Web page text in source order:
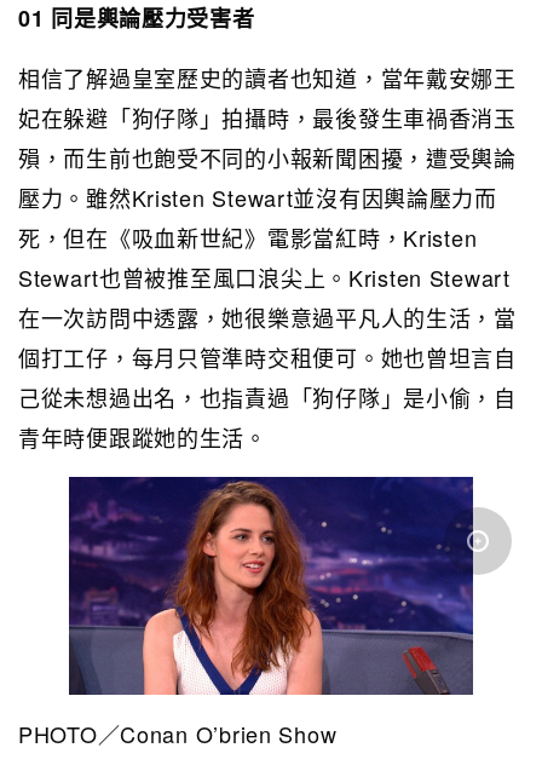
01 同是輿論壓力受害者
相信了解過皇室歷史的讀者也知道，當年戴安娜王
妃在躲避「狗仔隊」拍攝時，最後發生車禍香消玉
殞，而生前也飽受不同的小報新聞困擾，遭受輿論
壓力。雖然Kristen Stewart並沒有因輿論壓力而
死，但在《吸血新世紀》電影當紅時，Kristen
Stewart也曾被推至風口浪尖上。Kristen Stewart
在一次訪問中透露，她很樂意過平凡人的生活，當
個打工仔，每月只管準時交租便可。她也曾坦言自
己從未想過出名，也指責過「狗仔隊」是小偷，自
青年時便跟蹤她的生活。
PHOTO／Conan O’brien Show